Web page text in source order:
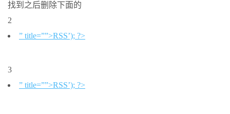
找到之后删除下面的
2
” title=””>RSS’); ?>
3
” title=””>RSS’); ?>